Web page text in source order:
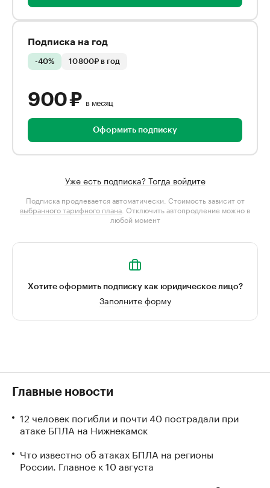
Подписка на год
-40% 10 800₽ в год
900 ₽ в месяц
Оформить подписку
Уже есть подписка? Тогда войдите
Подписка продлевается автоматически. Стоимость зависит от
выбранного тарифного плана . Отключить автопродление можно в
любой момент
Хотите оформить подписку как юридическое лицо?
Заполните форму
Главные новости
12 человек погибли и почти 40 пострадали при
атаке БПЛА на Нижнекамск
Что известно об атаках БПЛА на регионы
России. Главное к 10 августа